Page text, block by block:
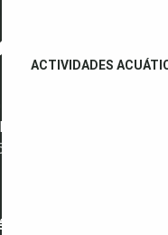
ACTIVIDADES
Boulou
95